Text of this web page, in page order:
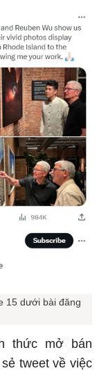
15 dưới bài đăng
thức mở bán
tweet về việc